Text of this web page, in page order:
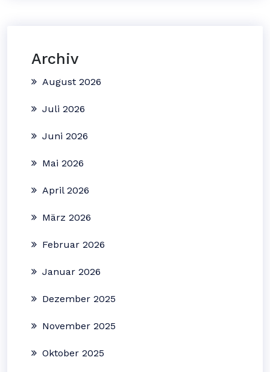
Archiv
August 2026
Juli 2026
Juni 2026
Mai 2026
April 2026
März 2026
Februar 2026
Januar 2026
Dezember 2025
November 2025
Oktober 2025